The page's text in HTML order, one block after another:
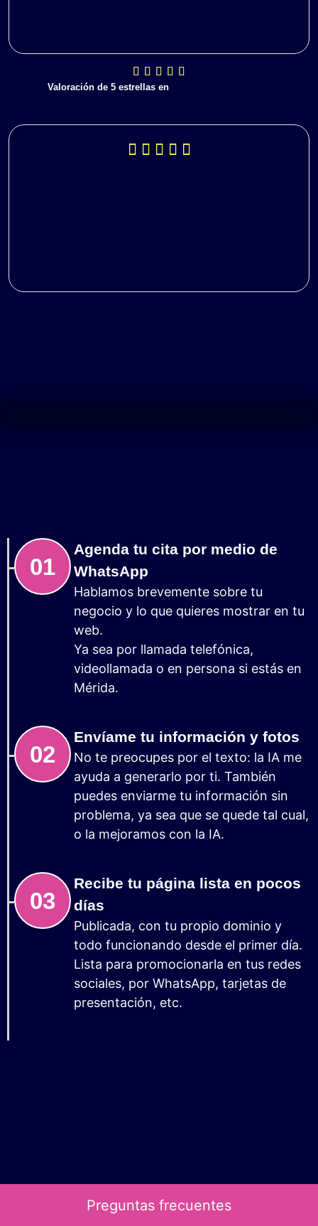
Valoración de 5 estrellas en
01
Agenda tu cita por medio de
WhatsApp
Hablamos brevemente sobre tu
negocio y lo que quieres mostrar en tu
web.
Ya sea por llamada telefónica,
videollamada o en persona si estás en
Mérida.
02
Envíame tu información y fotos
No te preocupes por el texto: la IA me
ayuda a generarlo por ti. También
puedes enviarme tu información sin
problema, ya sea que se quede tal cual,
o la mejoramos con la IA.
03
Recibe tu página lista en pocos
días
Publicada, con tu propio dominio y
todo funcionando desde el primer día.
Lista para promocionarla en tus redes
sociales, por WhatsApp, tarjetas de
presentación, etc.
Preguntas frecuentes